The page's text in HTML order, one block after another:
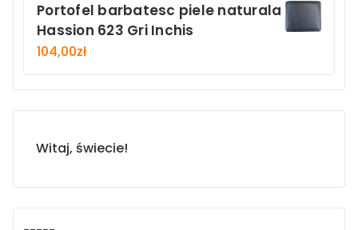
Portofel barbatesc piele naturala
Hassion 623 Gri Inchis
104,00zł
Witaj, świecie!